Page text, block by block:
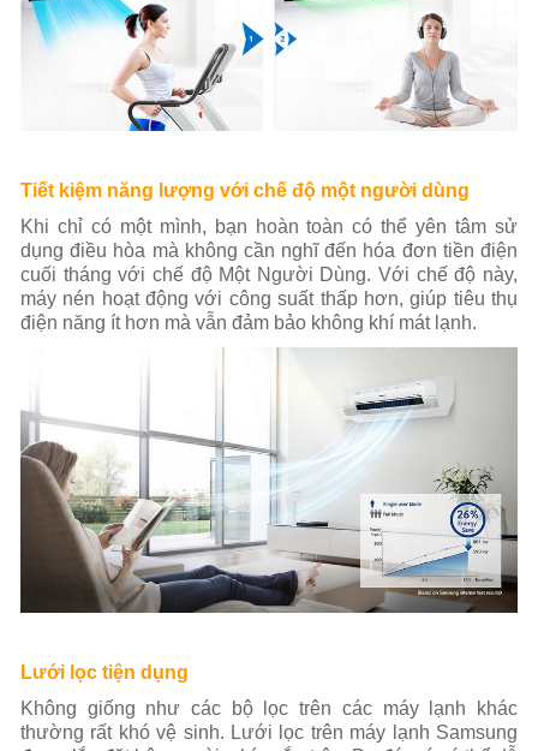
Tiết kiệm năng lượng với chế độ một người dùng
Khi chỉ có một mình, bạn hoàn toàn có thể yên tâm sử
dụng điều hòa mà không cần nghĩ đến hóa đơn tiền điện
cuối tháng với chế độ Một Người Dùng. Với chế độ này,
máy nén hoạt động với công suất thấp hơn, giúp tiêu thụ
điện năng ít hơn mà vẫn đảm bảo không khí mát lạnh.
Lưới lọc tiện dụng
Không giống như các bộ lọc trên các máy lạnh khác
thường rất khó vệ sinh. Lưới lọc trên máy lạnh Samsung